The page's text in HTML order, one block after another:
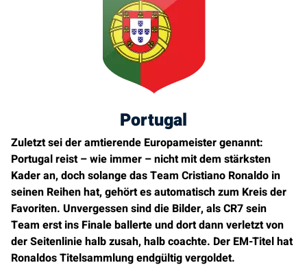
Portugal
Zuletzt sei der amtierende Europameister genannt:
Portugal reist – wie immer – nicht mit dem stärksten
Kader an, doch solange das Team Cristiano Ronaldo in
seinen Reihen hat, gehört es automatisch zum Kreis der
Favoriten. Unvergessen sind die Bilder, als CR7 sein
Team erst ins Finale ballerte und dort dann verletzt von
der Seitenlinie halb zusah, halb coachte. Der EM-Titel hat
Ronaldos Titelsammlung endgültig vergoldet.